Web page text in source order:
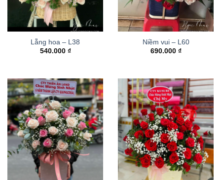
Lẵng hoa – L38
540.000 ₫
Niềm vui – L60
690.000 ₫